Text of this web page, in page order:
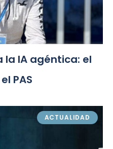
la IA agéntica: el
PAS
ACTUALIDAD